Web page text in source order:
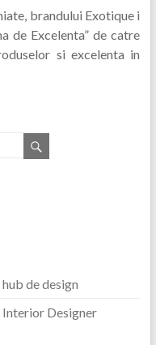
brandului Exotique i
de Excelenta” de catre
si excelenta in
de design
Interior Designer